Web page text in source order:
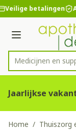
Ga naar de inhoud
2 van 2
Veilige betalingen
Menu
Product, merk,
Medicijnen e
Jaarlijkse
Home / Thuiszorg